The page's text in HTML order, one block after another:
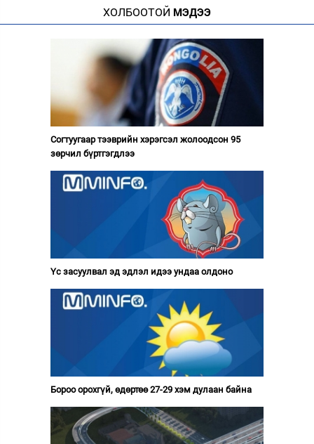
ХОЛБООТОЙ МЭДЭЭ
Согтуугаар тээврийн хэрэгсэл жолоодсон 95
зөрчил бүртгэгдлээ
Үс засуулвал эд эдлэл идээ ундаа олдоно
Бороо орохгүй, өдөртөө 27-29 хэм дулаан байна